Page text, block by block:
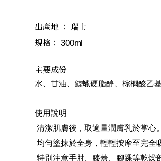
出產地 ： 瑞士
規格： 300ml
主要成份
水、甘油、鯨蠟硬脂醇、棕櫚酸乙
使用說明
清潔肌膚後，取適量潤膚乳於掌心。
均勻塗抹於全身，輕輕按摩至完全
特別注意手肘、膝蓋、腳踝等乾燥